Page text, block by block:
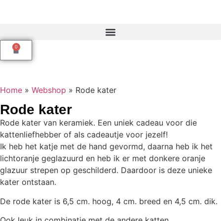
0
Home » Webshop » Rode kater
Rode kater
Rode kater van keramiek. Een uniek cadeau voor die
kattenliefhebber of als cadeautje voor jezelf!
Ik heb het katje met de hand gevormd, daarna heb ik het
lichtoranje geglazuurd en heb ik er met donkere oranje
glazuur strepen op geschilderd. Daardoor is deze unieke
kater ontstaan.
De rode kater is 6,5 cm. hoog, 4 cm. breed en 4,5 cm. dik.